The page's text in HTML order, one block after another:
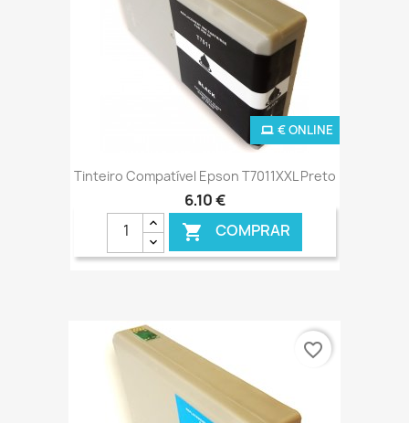
Tinteiro Compatível Epson T7011XXL Preto
6,10 €
 COMPRAR
€ ONLINE
favorite_border